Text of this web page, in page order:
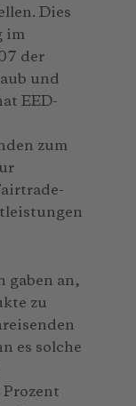
Dies
im
der
und
EED-
zum
gaben an,
zu
es solche
Prozent